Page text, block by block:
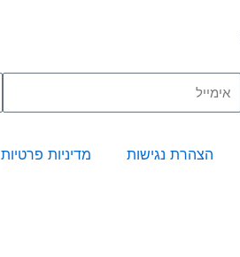
הצהרת נגישות מדיניות פרטיות